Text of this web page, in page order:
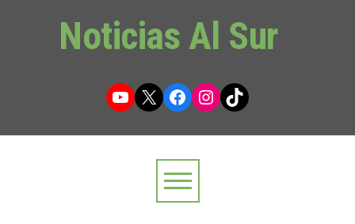
Noticias Al Sur
YouTube
X Facebook
Instagram
TikTok